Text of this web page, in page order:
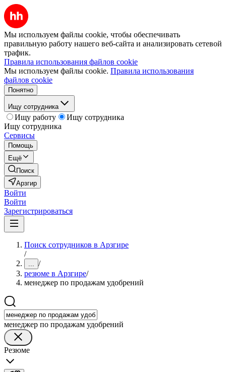
Мы используем файлы cookie, чтобы обеспечивать
правильную работу нашего веб-сайта и анализировать сетевой
трафик.
Правила использования файлов cookie
Мы используем файлы cookie. Правила использования
файлов cookie
Понятно
Ищу сотрудника
Ищу работу
Ищу сотрудника
Ищу сотрудника
Сервисы
Помощь
Ещё
Поиск
Арзгир
Войти
Войти
Зарегистрироваться
Поиск сотрудников в Арзгире
/
... /
резюме в Арзгире/
менеджер по продажам удобрений
менеджер по продажам удобрений
Резюме